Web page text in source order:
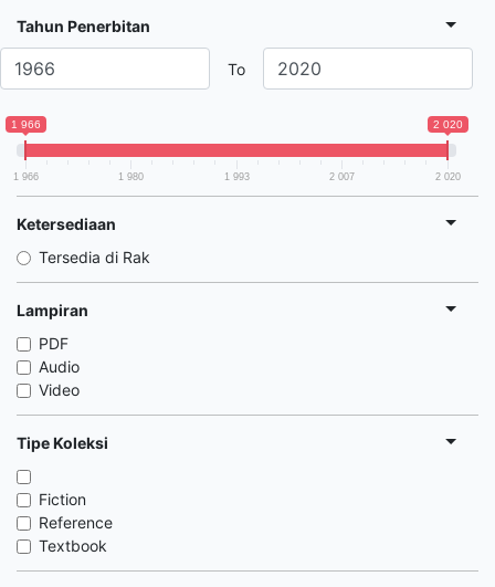
Tahun Penerbitan
To
1 966 2 020
1 966 1 980 1 993 2 007 2 020
Ketersediaan
Tersedia di Rak
Lampiran
PDF
Audio
Video
Tipe Koleksi
Fiction
Reference
Textbook